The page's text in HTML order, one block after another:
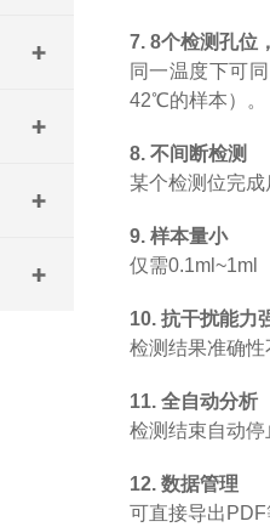
7. 8个检测孔位
同一温度下可
42℃的样本）。
8. 不间断检测
某个检测位完
9. 样本量小
仅需0.1ml~1ml
10. 抗干扰能力
检测结果准确性
11. 全自动分析
检测结束自动
12. 数据管理
可直接导出 PDF